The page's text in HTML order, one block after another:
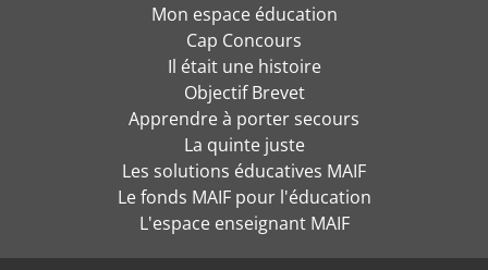
Mon espace éducation
Cap Concours
Il était une histoire
Objectif Brevet
Apprendre à porter secours
La quinte juste
Les solutions éducatives MAIF
Le fonds MAIF pour l'éducation
L'espace enseignant MAIF